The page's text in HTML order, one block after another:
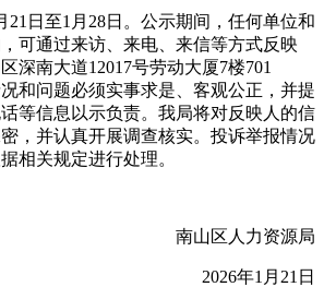
21日至1月28日。公示期间，任何单位和
可通过来访、来电、来信等方式反映
深南大道12017号劳动大厦7楼701
和问题必须实事求是、客观公正，并提
等信息以示负责。我局将对反映人的信
，并认真开展调查核实。投诉举报情况
相关规定进行处理。
南山区人力资源局
2026年1月21日